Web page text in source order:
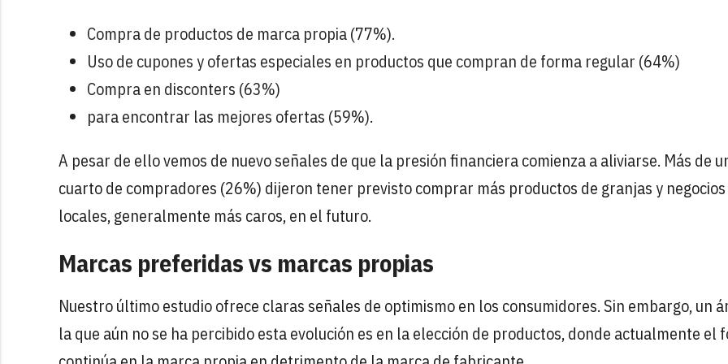
Compra de productos de marca propia (77%).
Uso de cupones y ofertas especiales en productos que compran de forma regular (64%)
Compra en disconters (63%)
para encontrar las mejores ofertas (59%).
A pesar de ello vemos de nuevo señales de que la presión financiera comienza a aliviarse. Más de
cuarto de compradores (26%) dijeron tener previsto comprar más productos de granjas y negocios
locales, generalmente más caros, en el futuro.
Marcas preferidas vs marcas propias
Nuestro último estudio ofrece claras señales de optimismo en los consumidores. Sin embargo, un
la que aún no se ha percibido esta evolución es en la elección de productos, donde actualmente el